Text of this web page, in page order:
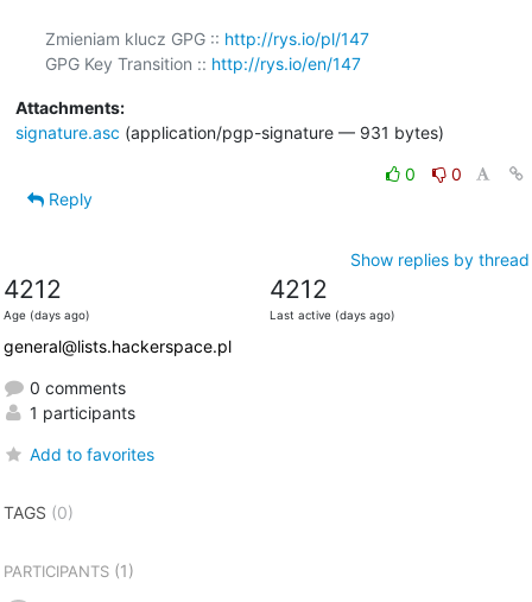
Zmieniam klucz GPG :: http://rys.io/pl/147
GPG Key Transition :: http://rys.io/en/147
Attachments:
signature.asc (application/pgp-signature — 931 bytes)
0
0
Reply
Show replies by thread
4212
Age (days ago)
4212
Last active (days ago)
general@lists.hackerspace.pl
0 comments
1 participants
Add to favorites
TAGS (0)
PARTICIPANTS(1)